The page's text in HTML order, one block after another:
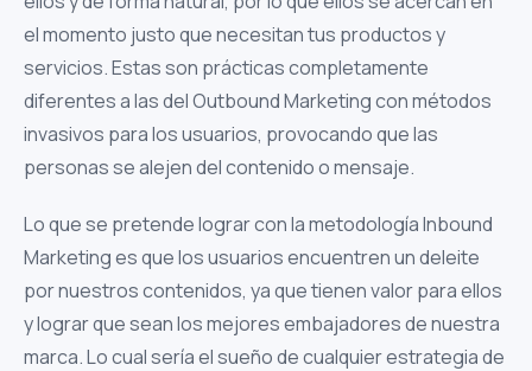
el momento justo que necesitan tus productos y
servicios. Estas son prácticas completamente
diferentes a las del Outbound Marketing con métodos
invasivos para los usuarios, provocando que las
personas se alejen del contenido o mensaje.
Lo que se pretende lograr con la metodología Inbound
Marketing es que los usuarios encuentren un deleite
por nuestros contenidos, ya que tienen valor para ellos
y lograr que sean los mejores embajadores de nuestra
marca. Lo cual sería el sueño de cualquier estrategia de